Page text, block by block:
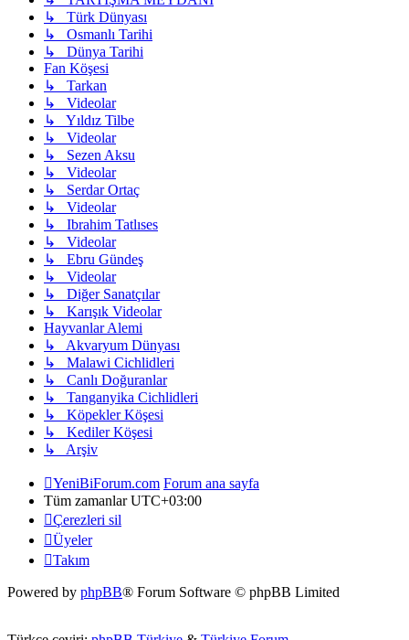
↳ Türk Dünyası
↳ Osmanlı Tarihi
↳ Dünya Tarihi
Fan Köşesi
↳ Tarkan
↳ Videolar
↳ Yıldız Tilbe
↳ Videolar
↳ Sezen Aksu
↳ Videolar
↳ Serdar Ortaç
↳ Videolar
↳ Ibrahim Tatlıses
↳ Videolar
↳ Ebru Gündeş
↳ Videolar
↳ Diğer Sanatçılar
↳ Karışık Videolar
Hayvanlar Alemi
↳ Akvaryum Dünyası
↳ Malawi Cichlidleri
↳ Canlı Doğuranlar
↳ Tanganyika Cichlidleri
↳ Köpekler Köşesi
↳ Kediler Köşesi
↳ Arşiv
YeniBiForum.com Forum ana sayfa
Tüm zamanlarUTC+03:00
Çerezleri sil
Üyeler
Takım
Powered by phpBB® Forum Software © phpBB Limited